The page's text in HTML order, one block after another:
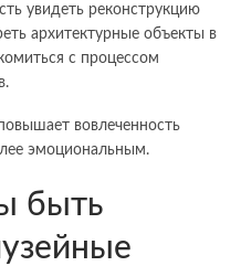
увидеть реконструкцию
архитектурные объекты в
с процессом
вовлеченность
эмоциональным.
быть